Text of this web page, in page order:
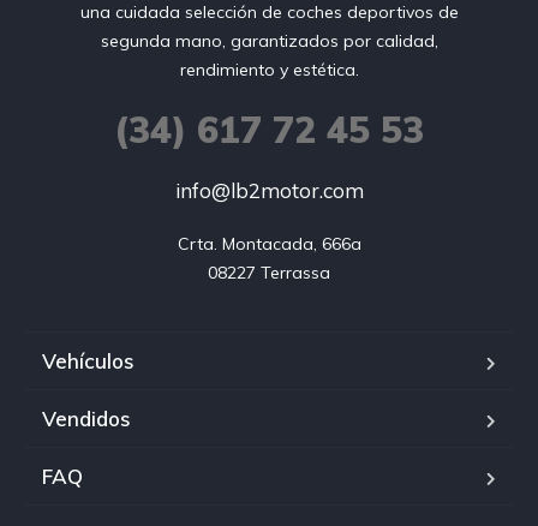
una cuidada selección de coches deportivos de
segunda mano, garantizados por calidad,
rendimiento y estética.
(34) 617 72 45 53
info@lb2motor.com
Crta. Montacada, 666a
08227 Terrassa
Vehículos
Vendidos
FAQ